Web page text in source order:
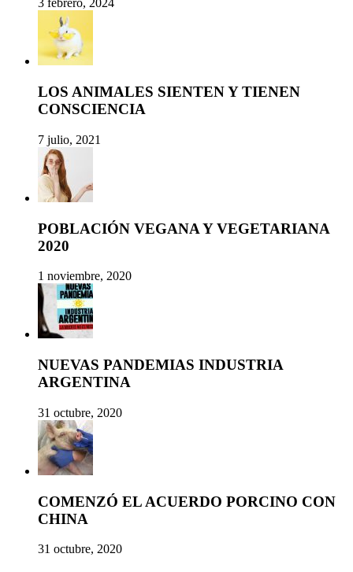
3 febrero, 2024
LOS ANIMALES SIENTEN Y TIENEN
CONSCIENCIA
7 julio, 2021
POBLACIÓN VEGANA Y VEGETARIANA
2020
1 noviembre, 2020
NUEVAS PANDEMIAS INDUSTRIA
ARGENTINA
31 octubre, 2020
COMENZÓ EL ACUERDO PORCINO CON
CHINA
31 octubre, 2020